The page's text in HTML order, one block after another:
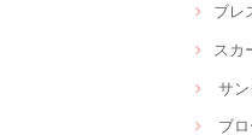
ブレ
スカ
サ
ブ